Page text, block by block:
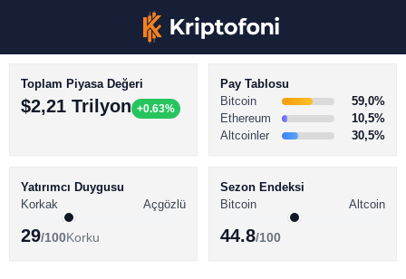
BİTCOİN HABERLERİ
ALTCOİN HABERLERİ
Toplam Piyasa Değeri
$2,21 Trilyon +0.63%
Pay Tablosu
Bitcoin
59,0%
Ethereum
10,5%
Altcoinler
30,5%
Yatırımcı Duygusu
Korkak
Açgözlü
29/100Korku
Sezon Endeksi
Bitcoin
Altcoin
44.8/100